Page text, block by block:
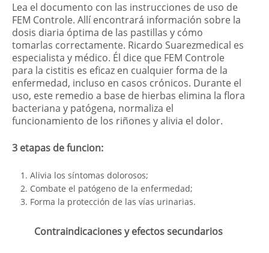
Lea el documento con las instrucciones de uso de
FEM Controle. Allí encontrará información sobre la
dosis diaria óptima de las pastillas y cómo
tomarlas correctamente. Ricardo Suarezmedical es
especialista y médico. Él dice que FEM Controle
para la cistitis es eficaz en cualquier forma de la
enfermedad, incluso en casos crónicos. Durante el
uso, este remedio a base de hierbas elimina la flora
bacteriana y patógena, normaliza el
funcionamiento de los riñones y alivia el dolor.
3 etapas de funcion:
Alivia los síntomas dolorosos;
Combate el patógeno de la enfermedad;
Forma la protección de las vías urinarias.
Contraindicaciones y efectos secundarios